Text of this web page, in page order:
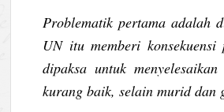
Problematik pertama adalah
UN itu memberi
dipaksa untuk
kurang baik, selain murid dan